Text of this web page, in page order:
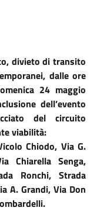
divieto di transito
dalle ore
24 maggio
dell’evento
del circuito
viabilità:
Chiodo, Via G.
Chiarella Senga,
Ronchi, Strada
A. Grandi, Via Don